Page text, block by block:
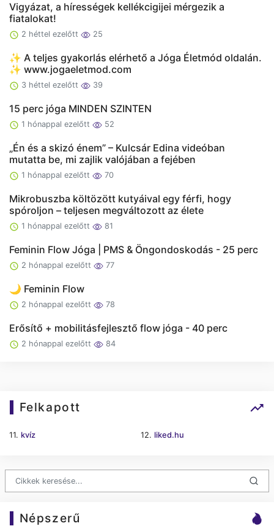
Vigyázat, a hírességek kellékcigijei mérgezik a
fiatalokat!
2 héttel ezelőtt 25
✨ A teljes gyakorlás elérhető a Jóga Életmód oldalán.
✨ www.jogaeletmod.com
3 héttel ezelőtt 39
15 perc jóga MINDEN SZINTEN
1 hónappal ezelőtt 52
„Én és a skizó énem” – Kulcsár Edina videóban
mutatta be, mi zajlik valójában a fejében
1 hónappal ezelőtt 70
Mikrobuszba költözött kutyáival egy férfi, hogy
spóroljon – teljesen megváltozott az élete
1 hónappal ezelőtt 81
Feminin Flow Jóga | PMS & Öngondoskodás - 25 perc
2 hónappal ezelőtt 77
🌙 Feminin Flow
2 hónappal ezelőtt 78
Erősítő + mobilitásfejlesztő flow jóga - 40 perc
2 hónappal ezelőtt 84
Felkapott
11. kvíz 12. liked.hu
Népszerű